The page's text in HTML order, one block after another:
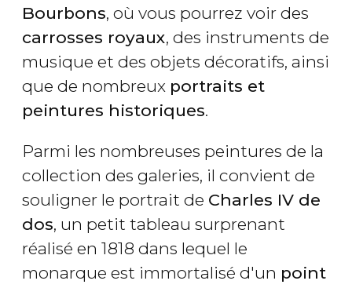
Bourbons, où vous pourrez voir des
carrosses royaux, des instruments de
musique et des objets décoratifs, ainsi
que de nombreux portraits et
peintures historiques.
Parmi les nombreuses peintures de la
collection des galeries, il convient de
souligner le portrait de Charles IV de
dos, un petit tableau surprenant
réalisé en 1818 dans lequel le
monarque est immortalisé d'un point